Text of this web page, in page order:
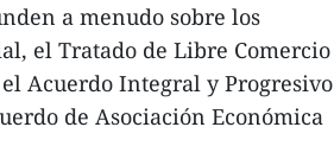
a menudo sobre los
el Tratado de Libre Comercio
Acuerdo Integral y Progresivo
de Asociación Económica